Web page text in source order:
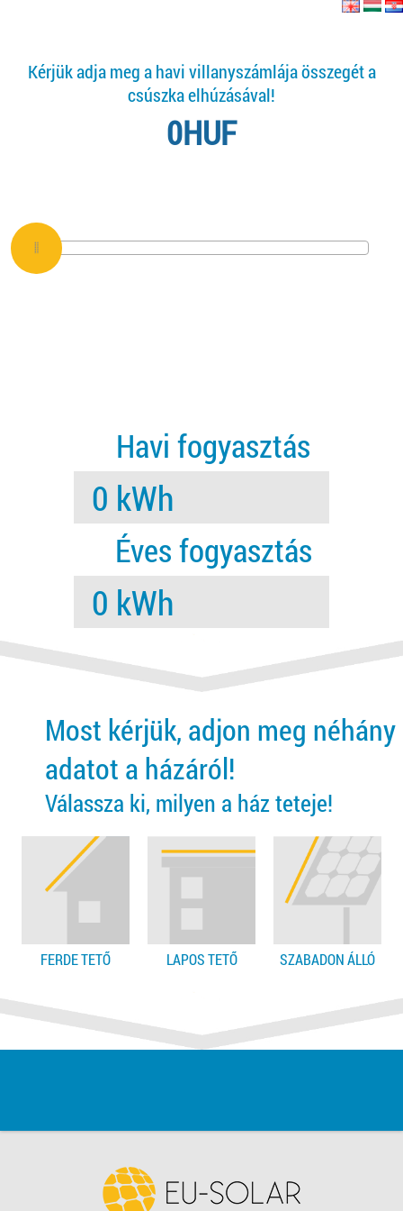
Kérjük adja meg a havi villanyszámlája összegét a
csúszka elhúzásával!
Havi fogyasztás
Éves fogyasztás
Most kérjük, adjon meg néhány
adatot a házáról!
Válassza ki, milyen a ház teteje!
FERDE TETŐ LAPOS TETŐ SZABADON ÁLLÓ